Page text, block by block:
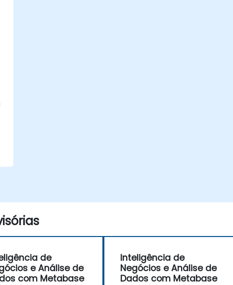
de
e Análise de
com Metabase
Inteligência de
Negócios e Análise de
Dados com Metabase